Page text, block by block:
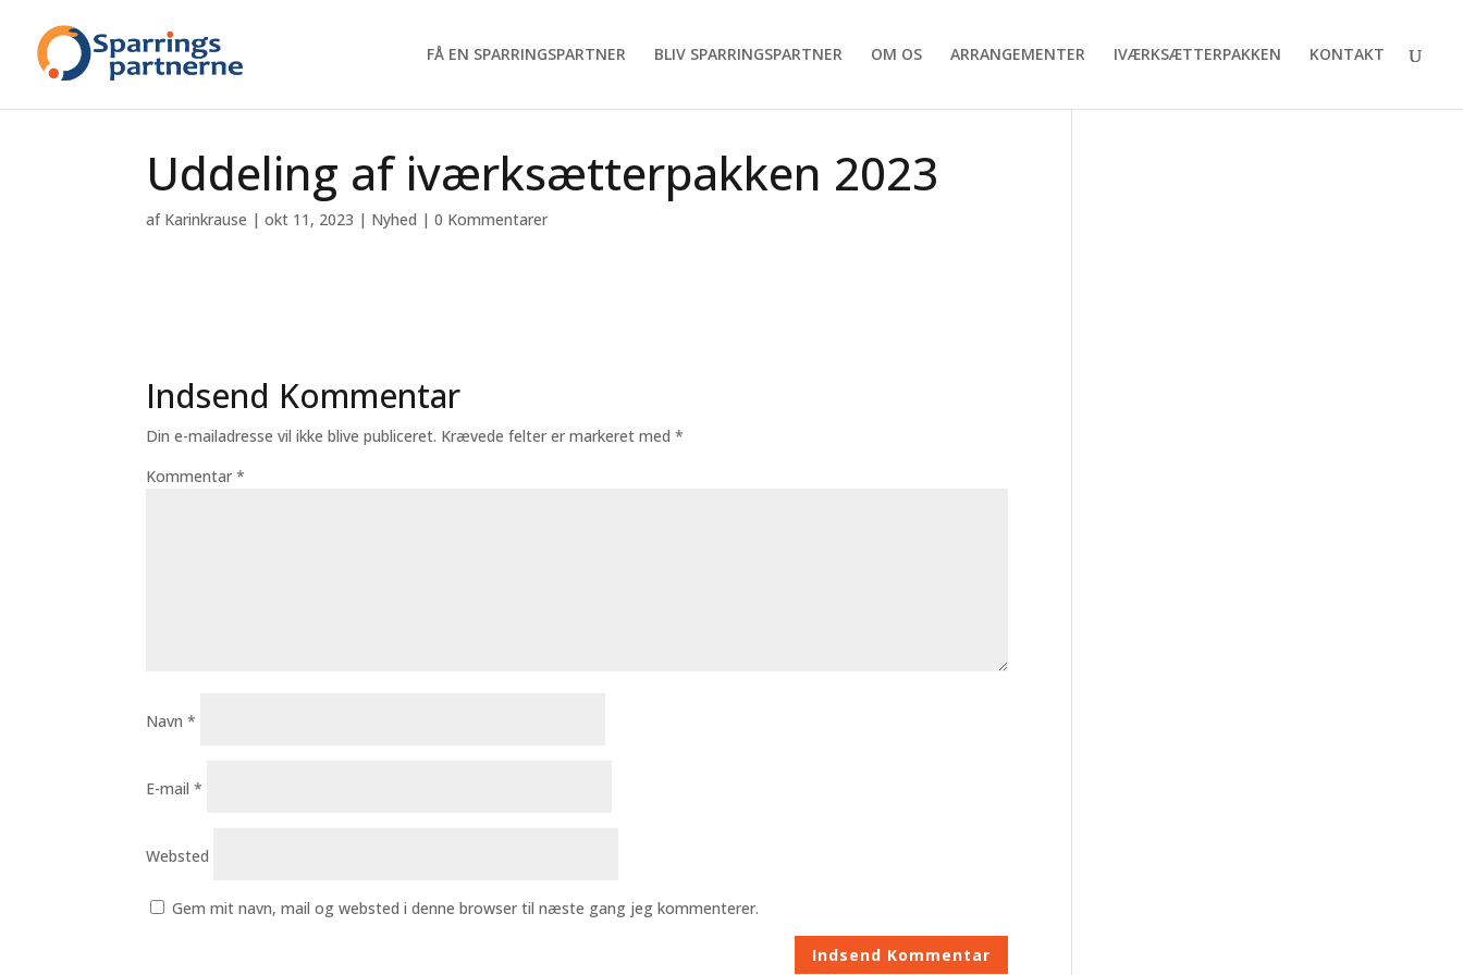
FÅ EN SPARRINGSPARTNER BLIV SPARRINGSPARTNER OM OS ARRANGEMENTER IVÆRKSÆTTERPAKKEN KONTAKT
Uddeling af iværksætterpakken 2023
af Karinkrause |okt 11, 2023 | Nyhed |0 Kommentarer
Indsend Kommentar
Din e-mailadresse vil ikke blive publiceret. Krævede felter er markeret med*
Kommentar*
Navn*
E-mail*
Websted
Gem mit navn, mail og websted i denne browser til næste gang jeg kommenterer.